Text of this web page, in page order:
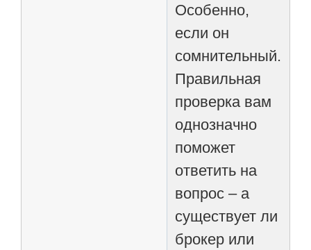
Особенно,
если он
сомнительный.
Правильная
проверка вам
однозначно
поможет
ответить на
вопрос – а
существует ли
брокер или